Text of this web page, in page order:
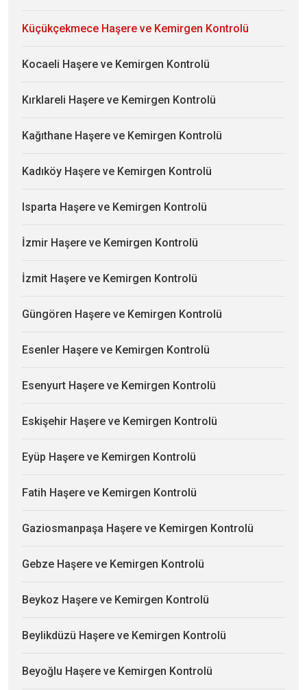
Küçükçekmece Haşere ve Kemirgen Kontrolü
Kocaeli Haşere ve Kemirgen Kontrolü
Kırklareli Haşere ve Kemirgen Kontrolü
Kağıthane Haşere ve Kemirgen Kontrolü
Kadıköy Haşere ve Kemirgen Kontrolü
Isparta Haşere ve Kemirgen Kontrolü
İzmir Haşere ve Kemirgen Kontrolü
İzmit Haşere ve Kemirgen Kontrolü
Güngören Haşere ve Kemirgen Kontrolü
Esenler Haşere ve Kemirgen Kontrolü
Esenyurt Haşere ve Kemirgen Kontrolü
Eskişehir Haşere ve Kemirgen Kontrolü
Eyüp Haşere ve Kemirgen Kontrolü
Fatih Haşere ve Kemirgen Kontrolü
Gaziosmanpaşa Haşere ve Kemirgen Kontrolü
Gebze Haşere ve Kemirgen Kontrolü
Beykoz Haşere ve Kemirgen Kontrolü
Beylikdüzü Haşere ve Kemirgen Kontrolü
Beyoğlu Haşere ve Kemirgen Kontrolü